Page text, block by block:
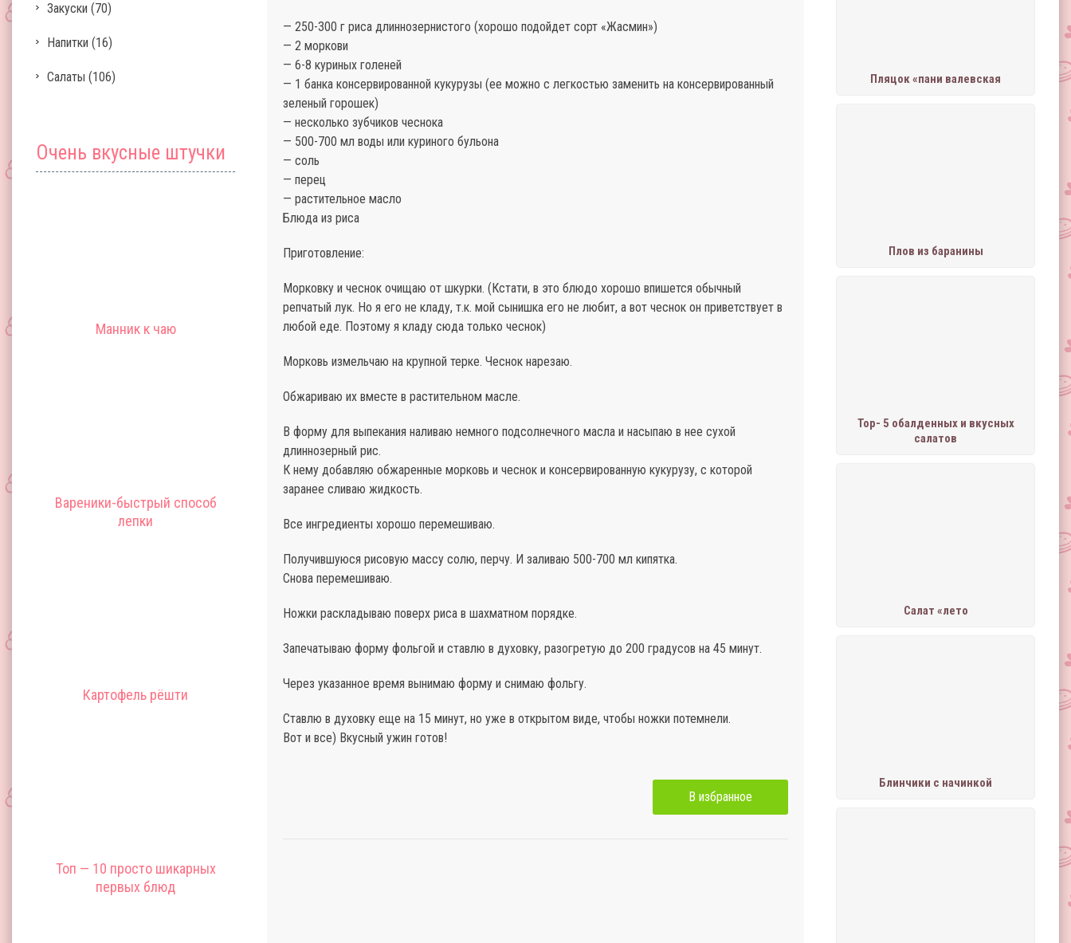
Закуски (70)
Напитки (16)
Салаты (106)
Очень вкусные штучки
Манник к чаю
Вареники-быстрый способ
лепки
Картофель рёшти
Топ — 10 просто шикарных
первых блюд
Пляцок «пани валевская
Плов из баранины
Тор- 5 обалденных и вкусных
салатов
Салат «лето
Блинчики с начинкой
— 250-300 г риса длиннозернистого (хорошо подойдет сорт «Жасмин»)
— 2 моркови
— 6-8 куриных голеней
— 1 банка консервированной кукурузы (ее можно с легкостью заменить на консервированный
зеленый горошек)
— несколько зубчиков чеснока
— 500-700 мл воды или куриного бульона
— соль
— перец
— растительное масло
Блюда из риса
Приготовление:
Морковку и чеснок очищаю от шкурки. (Кстати, в это блюдо хорошо впишется обычный
репчатый лук. Но я его не кладу, т.к. мой сынишка его не любит, а вот чеснок он приветствует в
любой еде. Поэтому я кладу сюда только чеснок)
Морковь измельчаю на крупной терке. Чеснок нарезаю.
Обжариваю их вместе в растительном масле.
В форму для выпекания наливаю немного подсолнечного масла и насыпаю в нее сухой
длиннозерный рис.
К нему добавляю обжаренные морковь и чеснок и консервированную кукурузу, с которой
заранее сливаю жидкость.
Все ингредиенты хорошо перемешиваю.
Получившуюся рисовую массу солю, перчу. И заливаю 500-700 мл кипятка.
Снова перемешиваю.
Ножки раскладываю поверх риса в шахматном порядке.
Запечатываю форму фольгой и ставлю в духовку, разогретую до 200 градусов на 45 минут.
Через указанное время вынимаю форму и снимаю фольгу.
Ставлю в духовку еще на 15 минут, но уже в открытом виде, чтобы ножки потемнели.
Вот и все) Вкусный ужин готов!
В избранное